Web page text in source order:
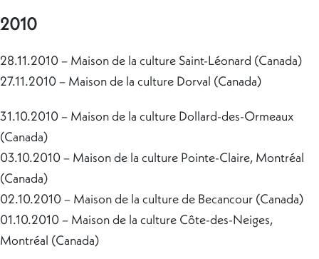
2010
28.11.2010 – Maison de la culture Saint-Léonard (Canada)
27.11.2010 – Maison de la culture Dorval (Canada)
31.10.2010 – Maison de la culture Dollard-des-Ormeaux
(Canada)
03.10.2010 – Maison de la culture Pointe-Claire, Montréal
(Canada)
02.10.2010 – Maison de la culture de Becancour (Canada)
01.10.2010 – Maison de la culture Côte-des-Neiges,
Montréal (Canada)